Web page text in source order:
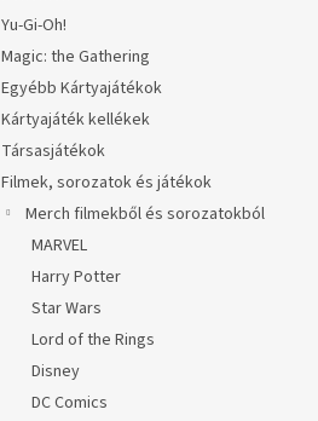
Yu-Gi-Oh!
Magic: the Gathering
Egyébb Kártyajátékok
Kártyajáték kellékek
Társasjátékok
Filmek, sorozatok és játékok
Merch filmekből és sorozatokból
MARVEL
Harry Potter
Star Wars
Lord of the Rings
Disney
DC Comics